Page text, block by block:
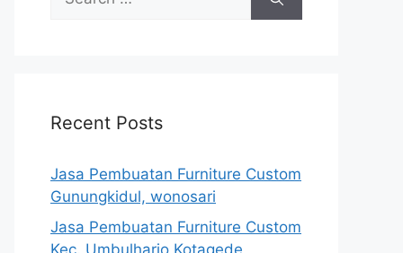
for:
Recent Posts
Jasa Pembuatan Furniture Custom
Gunungkidul, wonosari
Jasa Pembuatan Furniture Custom
Kec. Umbulharjo Kotagede